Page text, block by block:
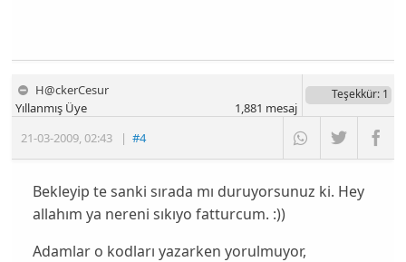
H@ckerCesur
21-03-2009,02:43 |#4
Yıllanmış Üye
Teşekkür: 1
1,881 mesaj
Bekleyip te sanki sırada mı duruyorsunuz ki. Hey
allahım ya nereni sıkıyo fatturcum. :))
Adamlar o kodları yazarken yorulmuyor,